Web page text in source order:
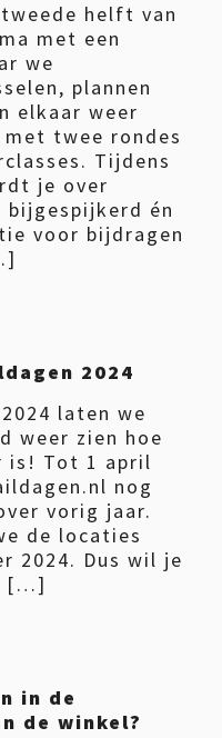
helft van
met een
we
plannen
elkaar weer
twee rondes
Tijdens
je over
én
voor bijdragen
2024
laten we
weer zien hoe
is! Tot 1 april
nog
vorig jaar.
de locaties
2024. Dus wil je
[…]
in de
de winkel?